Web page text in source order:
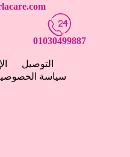
01030499887
التوصيل
سياسة